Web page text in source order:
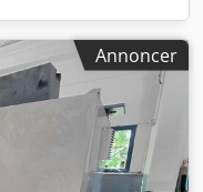
Annoncer